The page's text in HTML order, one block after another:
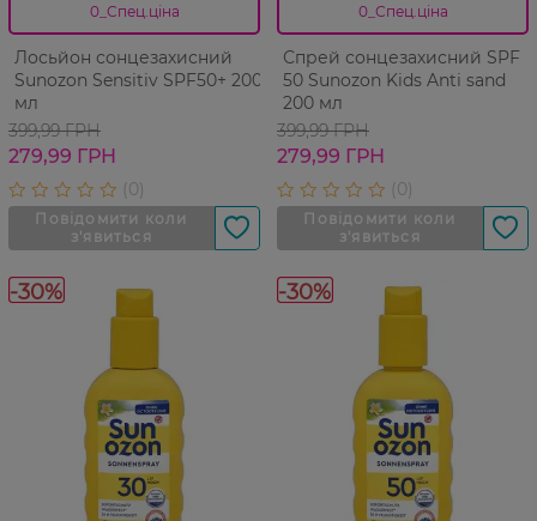
0_Спец.ціна
Лосьйон сонцезахисний
Sunozon Sensitiv SPF50+ 200
мл
399,99 ГРН
279,99 ГРН
0_Спец.ціна
Спрей сонцезахисний SPF
50 Sunozon Kids Anti sand
200 мл
399,99 ГРН
279,99 ГРН
-30% -30%